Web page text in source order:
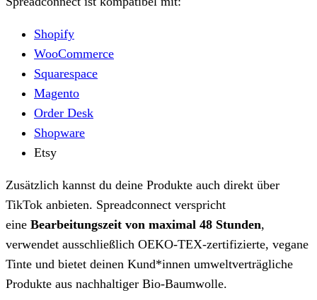
Shopify
WooCommerce
Squarespace
Magento
Order Desk
Shopware
Etsy
Zusätzlich kannst du deine Produkte auch direkt über
TikTok anbieten. Spreadconnect verspricht
eine Bearbeitungszeit von maximal 48 Stunden,
verwendet ausschließlich OEKO-TEX-zertifizierte, vegane
Tinte und bietet deinen Kund*innen umweltverträgliche
Produkte aus nachhaltiger Bio-Baumwolle.